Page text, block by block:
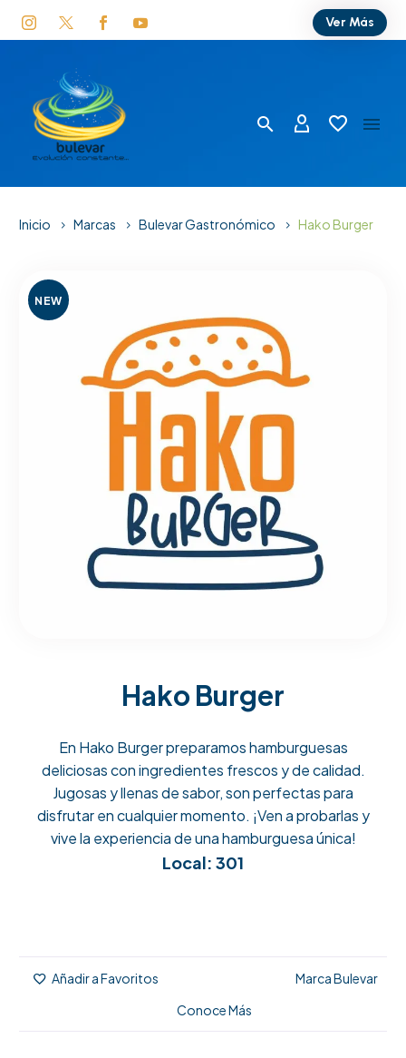
Ver Más
Inicio Marcas Bulevar Gastronómico Hako Burger
NEW
Hako Burger
En Hako Burger preparamos hamburguesas
deliciosas con ingredientes frescos y de calidad.
Jugosas y llenas de sabor, son perfectas para
disfrutar en cualquier momento. ¡Ven a probarlas y
vive la experiencia de una hamburguesa única!
Local: 301
Añadir a Favoritos
Marca Bulevar
Conoce Más